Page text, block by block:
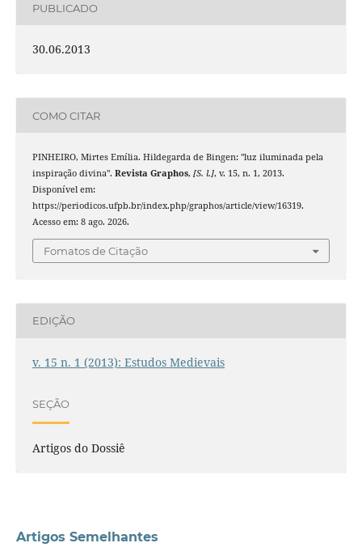
PUBLICADO
30.06.2013
COMO CITAR
PINHEIRO, Mirtes Emília. Hildegarda de Bingen: "luz iluminada pela
inspiração divina". Revista Graphos, [S. l.], v. 15, n. 1, 2013.
Disponível em:
https://periodicos.ufpb.br/index.php/graphos/article/view/16319.
Acesso em: 8 ago. 2026.
Fomatos de Citação
EDIÇÃO
v. 15 n. 1 (2013): Estudos Medievais
SEÇÃO
Artigos do Dossiê
Artigos Semelhantes